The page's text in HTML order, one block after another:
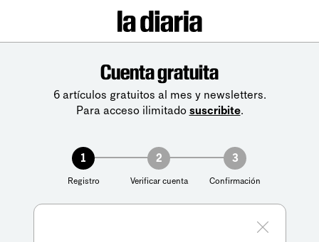
Cuenta gratuita
6 artículos gratuitos al mes y newsletters.
Para acceso ilimitado suscribite.
1
Registro
2
Verificar cuenta
3
Confirmación